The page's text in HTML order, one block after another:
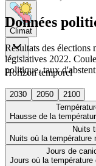
Climat
Horizon temporel
2030 2050
2100
Hausse de la
Nuits
Nuits où la température
Jours de
Jours où la température
Données
Résultats des élections
législatives 2022.
politique, taux